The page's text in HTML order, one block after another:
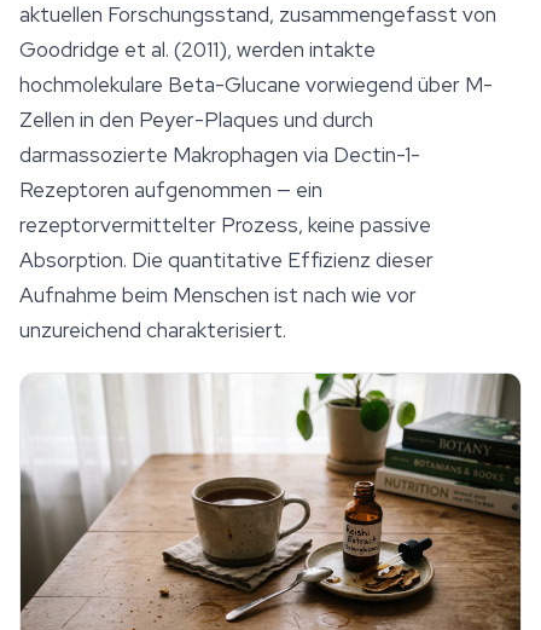
aktuellen Forschungsstand, zusammengefasst von
Goodridge et al. (2011), werden intakte
hochmolekulare Beta-Glucane vorwiegend über M-
Zellen in den Peyer-Plaques und durch
darmassozierte Makrophagen via Dectin-1-
Rezeptoren aufgenommen — ein
rezeptorvermittelter Prozess, keine passive
Absorption. Die quantitative Effizienz dieser
Aufnahme beim Menschen ist nach wie vor
unzureichend charakterisiert.